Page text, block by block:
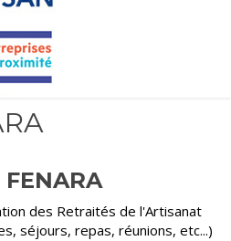
des Retraités de l'Artisanat
séjours, repas, réunions, etc...)